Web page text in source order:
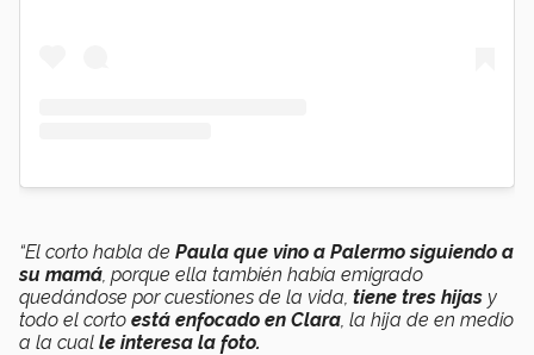
“El corto habla de Paula que vino a Palermo siguiendo a
su mamá, porque ella también había emigrado
quedándose por cuestiones de la vida, tiene tres hijas y
todo el corto está enfocado en Clara, la hija de en medio
a la cual le interesa la foto.